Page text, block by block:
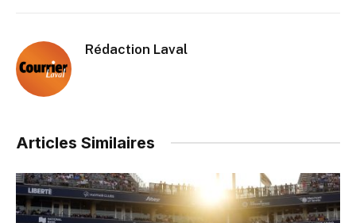
Rédaction Laval
Articles Similaires